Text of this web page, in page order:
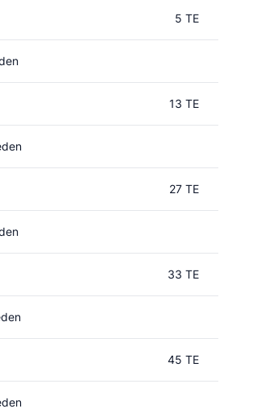
5 TE
13 TE
27 TE
33 TE
45 TE